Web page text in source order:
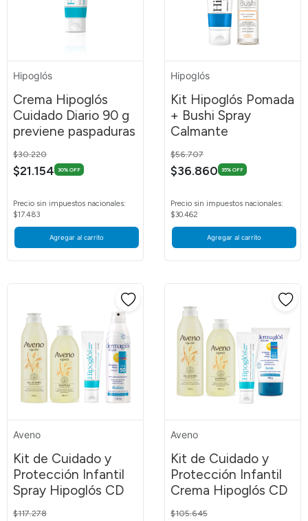
Hipoglós
Crema Hipoglós
Cuidado Diario 90 g
previene paspaduras
Price reduced from
$30.220
$21.154 30% OFF
Precio sin impuestos nacionales:
$17.483
Agregar al carrito
Hipoglós
Kit Hipoglós Pomada
+ Bushi Spray
Calmante
Price reduced from
$56.707
$36.860 35% OFF
Precio sin impuestos nacionales:
$30.462
Agregar al carrito
Aveno
Kit de Cuidado y
Protección Infantil
Spray Hipoglós CD
Price reduced from
$117.278
Aveno
Kit de Cuidado y
Protección Infantil
Crema Hipoglós CD
Price reduced from
$105.645